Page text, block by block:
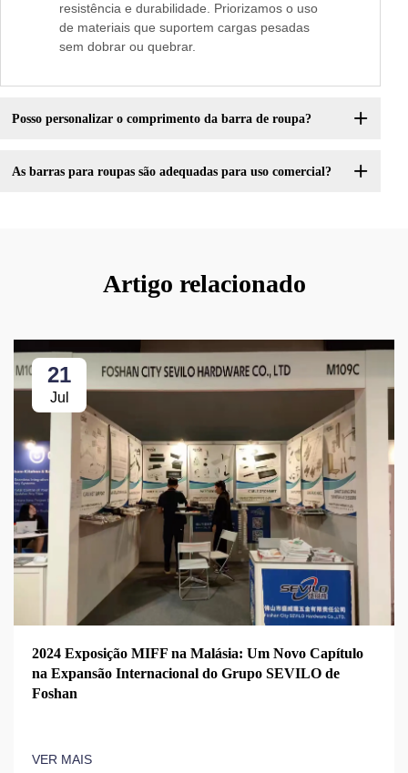
resistência e durabilidade. Priorizamos o uso
de materiais que suportem cargas pesadas
sem dobrar ou quebrar.
Posso personalizar o comprimento da barra de roupa?
As barras para roupas são adequadas para uso comercial?
Artigo relacionado
21
Jul
2024 Exposição MIFF na Malásia: Um Novo Capítulo
na Expansão Internacional do Grupo SEVILO de
Foshan
VER MAIS